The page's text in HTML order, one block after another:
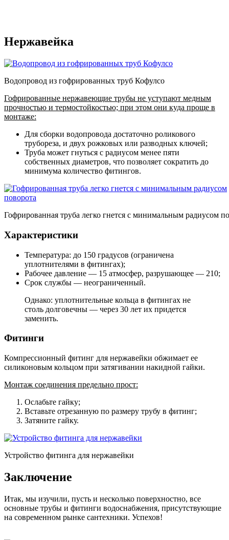
Нержавейка
Водопровод из гофрированных труб Кофулсо
Гофрированные нержавеющие трубы не уступают медным
прочностью и термостойкостью; при этом они куда проще в
монтаже:
Для сборки водопровода достаточно роликового
трубореза, и двух рожковых или разводных ключей;
Труба может гнуться с радиусом менее пяти
собственных диаметров, что позволяет сократить до
минимума количество фитингов.
Гофрированная труба легко гнется с минимальным радиусом
Характеристики
Температура: до 150 градусов (ограничена
уплотнителями в фитингах);
Рабочее давление — 15 атмосфер, разрушающее — 210;
Срок службы — неограниченный.
Однако: уплотнительные кольца в фитингах не
столь долговечны — через 30 лет их придется
заменить.
Фитинги
Компрессионный фитинг для нержавейки обжимает ее
силиконовым кольцом при затягивании накидной гайки.
Монтаж соединения предельно прост:
Ослабьте гайку;
Вставьте отрезанную по размеру трубу в фитинг;
Затяните гайку.
Устройство фитинга для нержавейки
Заключение
Итак, мы изучили, пусть и несколько поверхностно, все
основные трубы и фитинги водоснабжения, присутствующие
на современном рынке сантехники. Успехов!